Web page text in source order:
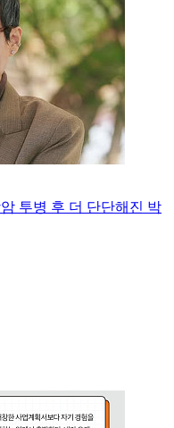
투병 후 더 단단해진 박